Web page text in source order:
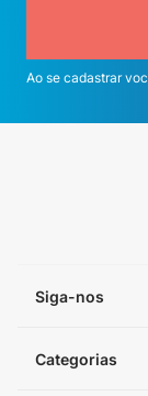
Ao se cadastrar
Siga-nos
Categorias